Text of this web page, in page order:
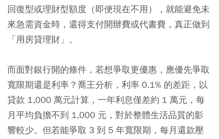
回復型或理財型額度（即便現在不用），就能避免未
來急需資金時，還得支付開辦費或代書費，真正做到
「用房貸理財」。
而面對銀行開的條件，若想爭取更優惠，應優先爭取
寬限期還是利率？喬王分析，利率 0.1% 的差距，以
貸款 1,000 萬元計算，一年利息僅差約 1 萬元，每
月平均負擔不到 1,000 元，對於整體生活品質的影
響較少。但若能爭取 3 到 5 年寬限期，每月還款壓